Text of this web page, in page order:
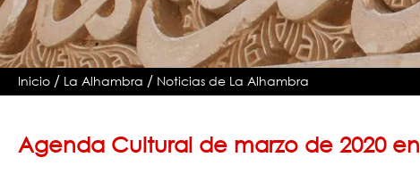
Inicio / La Alhambra / Noticias de La Alhambra
Agenda Cultural de marzo de 2020